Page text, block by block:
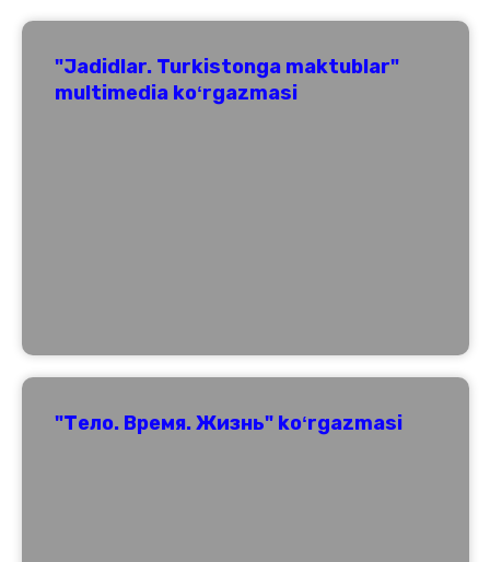
"Jadidlar. Turkistonga maktublar"
multimedia koʻrgazmasi
"Тело. Время. Жизнь" koʻrgazmasi